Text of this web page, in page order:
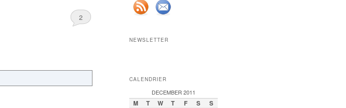
2
NEWSLETTER
CALENDRIER
DECEMBER 2011
M T W T F S S